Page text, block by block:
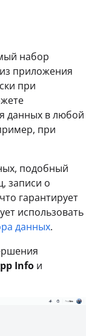
набор
приложения
при
данных в любой
при
подобный
записи о
гарантирует
использовать
данных.
Info и